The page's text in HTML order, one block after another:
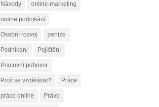
Návody online-marketing
online podnikání
Osobní rozvoj peníze
Podnikání Pojištění
Pracovní pohovor
Proč se vzdělávat? Práce
práce online Právo